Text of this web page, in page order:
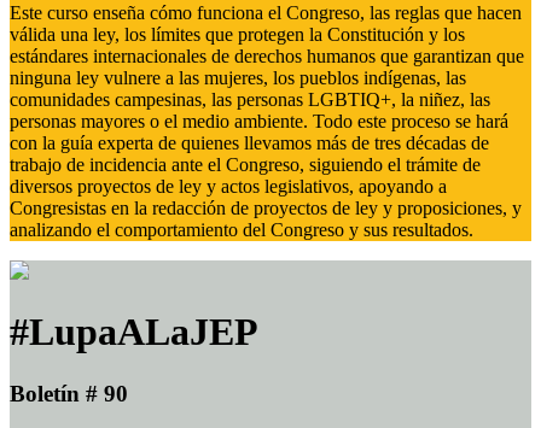
Este curso enseña cómo funciona el Congreso, las reglas que hacen
válida una ley, los límites que protegen la Constitución y los
estándares internacionales de derechos humanos que garantizan que
ninguna ley vulnere a las mujeres, los pueblos indígenas, las
comunidades campesinas, las personas LGBTIQ+, la niñez, las
personas mayores o el medio ambiente. Todo este proceso se hará
con la guía experta de quienes llevamos más de tres décadas de
trabajo de incidencia ante el Congreso, siguiendo el trámite de
diversos proyectos de ley y actos legislativos, apoyando a
Congresistas en la redacción de proyectos de ley y proposiciones, y
analizando el comportamiento del Congreso y sus resultados.
#LupaALaJEP
Boletín # 90